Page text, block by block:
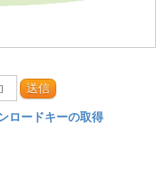
送信
ロードキーの取得